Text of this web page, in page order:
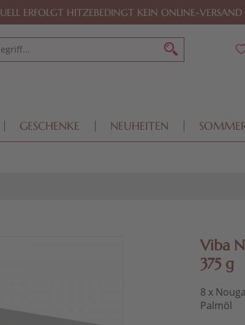
ERFOLGT HITZEBEDINGT KEIN ONLINE-VERSAND
GESCHENKE NEUHEITEN
Viba
375 g
8 x
Palmöl